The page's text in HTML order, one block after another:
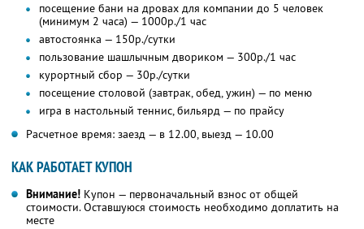
посещение бани на дровах для компании до 5 человек
(минимум 2 часа) — 1000р./1 час
автостоянка — 150р./сутки
пользование шашлычным двориком — 300р./1 час
курортный сбор — 30р./сутки
посещение столовой (завтрак, обед, ужин) — по меню
игра в настольный теннис, бильярд — по прайсу
Расчетное время: заезд — в 12.00, выезд — 10.00
КАК РАБОТАЕТ КУПОН
Внимание! Купон — первоначальный взнос от общей
стоимости. Оставшуюся стоимость необходимо доплатить на
месте